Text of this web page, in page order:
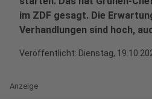
im ZDF gesagt. Die
Verhandlungen sind hoch,
Veröffentlicht: Dienstag,
Anzeige